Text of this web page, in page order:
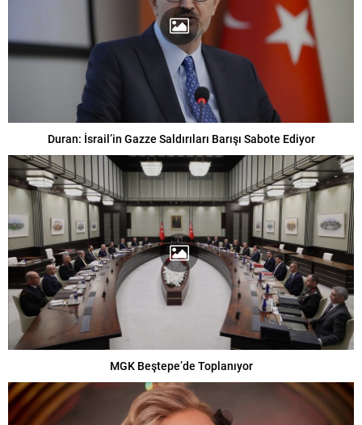
Duran: İsrail’in Gazze Saldırıları Barışı Sabote Ediyor
MGK Beştepe’de Toplanıyor